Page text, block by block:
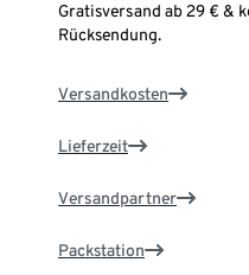
Gratisversand ab 29 € &
Rücksendung.
Versandkosten
Lieferzeit
Versandpartner
Packstation